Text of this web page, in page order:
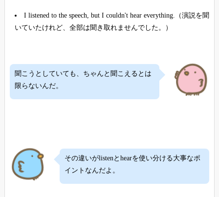
I listened to the speech, but I couldn't hear everything.（演説を聞
いていたけれど、全部は聞き取れませんでした。）
聞こうとしていても、ちゃんと聞こえるとは
限らないんだ。
その違いがlistenとhearを使い分ける大事なポ
イントなんだよ。